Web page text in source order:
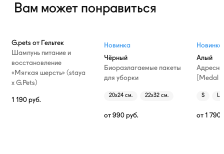
Вам может понравиться
G.pets от Гельтек
Шампунь питание и
восстановление
«Мягкая шерсть» (staya
х G.Pets)
1 190 руб.
Новинка
Чёрный
Биоразлагаемые пакеты
для уборки
20х24 см. 22х32 см.
от 990 руб.
Новинка
Алый
[Medal
S L
от 1 790